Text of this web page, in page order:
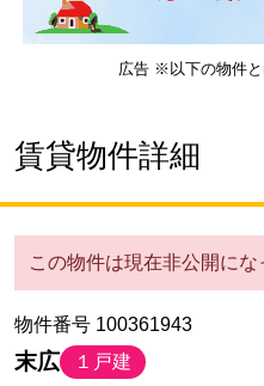
広告 ※以下の物件と
賃貸物件詳細
この物件は現在非公開にな
物件番号 100361943
末広 １戸建